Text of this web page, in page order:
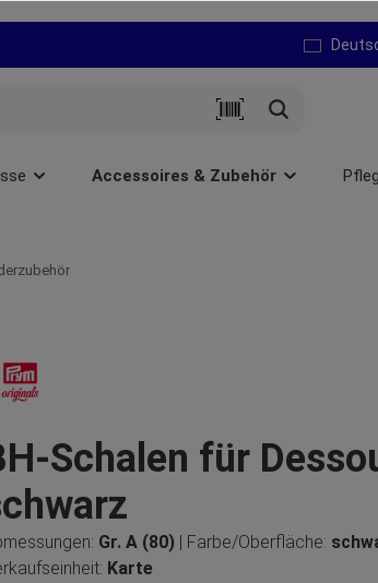
Accessoires & Zubehör
Schalen für
Gr. A (80) | Farbe/Oberfläche:
Karte